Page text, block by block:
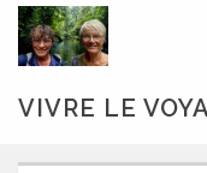
Skip
content
VIVRE LE